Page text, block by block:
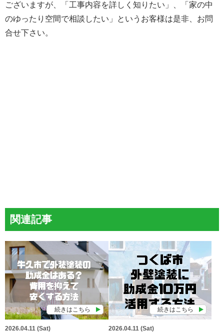
ございますが、「工事内容を詳しく知りたい」、「家の中
のゆったり空間で相談したい」というお客様は是非、お問
合せ下さい。
関連記事
続きはこちら
2026.04.11 (Sat)
続きはこちら
2026.04.11 (Sat)